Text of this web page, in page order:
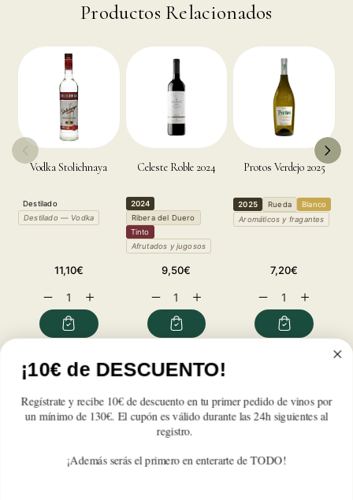
Productos Relacionados
Vodka Stolichnaya
Destilado
Destilado — Vodka
Precio
11,10€
Reducir
cantidad
para
Protos
2024
Aumentar
cantidad
para
Protos
2024
Celeste Roble 2024
2024
Ribera del Duero
Tinto
Afrutados y jugosos
Precio
9,50€
Reducir
cantidad
para
Protos
2024
Aumentar
cantidad
para
Protos
2024
Protos Verdejo 2025
2025 Rueda
Blanco
Aromáticos y fragantes
Precio
7,20€
Reducir
cantidad
para
Protos
Aumentar
cantidad
para
Protos
Reseñas de Clientes
Sé el primero en escribir una reseña
Write a review
¡10€ de DESCUENTO!
Regístrate y recibe 10€ de descuento en tu primer pedido de vinos por
un mínimo de 130€. El cupón es válido durante las 24h siguientes al
registro.
¡Además serás el primero en enterarte de TODO!